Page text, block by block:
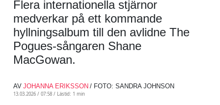
Flera internationella stjärnor
medverkar på ett kommande
hyllningsalbum till den avlidne The
Pogues-sångaren Shane
MacGowan.
AV JOHANNA ERIKSSON / FOTO: SANDRA JOHNSON
13.03.2026 / 07:58 / Lästid: 1 min